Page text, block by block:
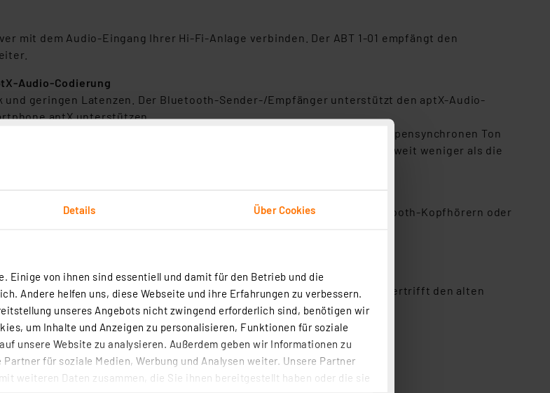
Details Über Cookies
Einige von ihnen sind essentiell und damit für den Betrieb und die
Andere helfen uns, diese Webseite und ihre Erfahrungen zu verbessern.
unseres Angebots nicht zwingend erforderlich sind, benötigen wir
um Inhalte und Anzeigen zu personalisieren, Funktionen für soziale
unsere Website zu analysieren. Außerdem geben wir Informationen zu
für soziale Medien, Werbung und Analysen weiter. Unsere Partner
weiteren Daten zusammen, die Sie ihnen bereitgestellt haben oder die sie
mit dem Audio-Eingang Ihrer Hi-Fi-Anlage verbinden. Der ABT 1-01 empfängt den
Audio-Codierung
geringen Latenzen. Der Bluetooth-Sender-/Empfänger unterstützt den aptX-Audio-
aptX unterstützen.
Tonübertragungen entwickelt. Mit dieser Technik genießen Sie lippensynchronen Ton
oder Musizieren. aptX Low Latency begrenzt die Latenz auf 40 ms – weit weniger als die
Geräte streamen, z. B. zu zwei Bluetooth-Lautsprechern, zwei Bluetooth-Kopfhörern oder
möglich, z. B. mit zwei Smartphones.
nahezu verlustloser Kompression der Audio-Übertragung. aptX HD übertrifft den alten
wird. Das Klangbild entspricht dem einer CD.